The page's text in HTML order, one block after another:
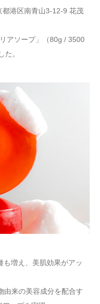
港区南青山3-12-9 花茂
アソープ」（80g / 3500
た。
も増え、美肌効果がアッ
由来の美容成分を配合す